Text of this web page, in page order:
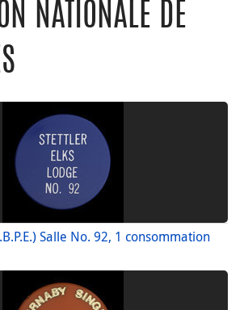
NATIONALE DE
Salle No. 92, 1 consommation